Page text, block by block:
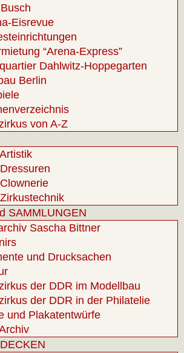
Eisrevue
“Arena-Express”
Dahlwitz-Hoppegarten
Berlin
von A-Z
SAMMLUNGEN
Sascha Bittner
und Drucksachen
der DDR im Modellbau
der DDR in der Philatelie
und Plakatentwürfe